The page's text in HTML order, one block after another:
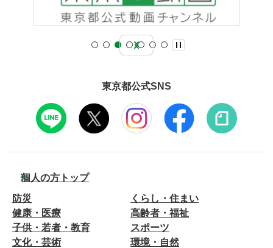
東京都公式SNS
個人の方トップ
防災
くらし・住まい
健康・医療
高齢者・福祉
子供・若者・教育
スポーツ
文化・芸術
環境・自然